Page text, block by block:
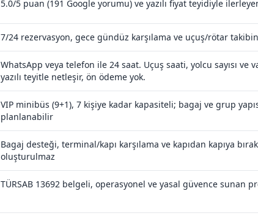
5.0/5 puan (191 Google yorumu) ve yazılı fiyat teyidiyle
7/24 rezervasyon, gece gündüz karşılama ve uçuş/rötar
WhatsApp veya telefon ile 24 saat. Uçuş saati, yolcu sayısı ve
yazılı teyitle netleşir, ön ödeme yok.
VIP minibüs (9+1), 7 kişiye kadar kapasiteli; bagaj ve grup
planlanabilir
Bagaj desteği, terminal/kapı karşılama ve kapıdan kapıya
oluşturulmaz
TÜRSAB 13692 belgeli, operasyonel ve yasal güvence sunan